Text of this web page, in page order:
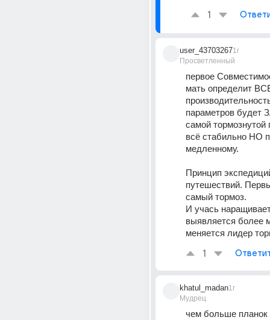
1
user_43703267
Просветленный
1г
первое
мать определит
параметров
самой
всё стабильно НО
медленному.
Принцип
путешествий.
самый тормоз.
И учась
выявляется более
меняется лидер
1
khatul_madan
Мудрец
1г
чем больше планок